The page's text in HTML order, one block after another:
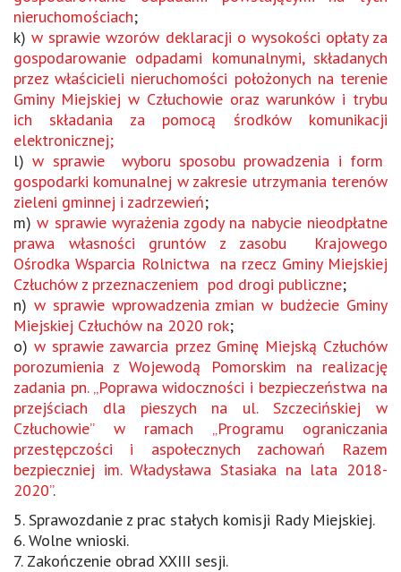
nieruchomościach;
k) w sprawie wzorów deklaracji o wysokości opłaty za
gospodarowanie odpadami komunalnymi, składanych
przez właścicieli nieruchomości położonych na terenie
Gminy Miejskiej w Człuchowie oraz warunków i trybu
ich składania za pomocą środków komunikacji
elektronicznej;
l)w sprawie wyboru sposobu prowadzenia i form
gospodarki komunalnej w zakresie utrzymania terenów
zieleni gminnej i zadrzewień;
m)w sprawie wyrażenia zgody na nabycie nieodpłatne
prawa własności gruntów z zasobu Krajowego
Ośrodka Wsparcia Rolnictwa na rzecz Gminy Miejskiej
Człuchów z przeznaczeniem pod drogi publiczne;
n) w sprawie wprowadzenia zmian w budżecie Gminy
Miejskiej Człuchów na 2020 rok;
o)w sprawie zawarcia przez Gminę Miejską Człuchów
porozumienia z Wojewodą Pomorskim na realizację
zadania pn. „Poprawa widoczności i bezpieczeństwa na
przejściach dla pieszych na ul. Szczecińskiej w
Człuchowie” w ramach „Programu ograniczania
przestępczości i aspołecznych zachowań Razem
bezpieczniej im. Władysława Stasiaka na lata 2018-
2020”.
5. Sprawozdanie z prac stałych komisji Rady Miejskiej.
6. Wolne wnioski.
7. Zakończenie obrad XXIII sesji.